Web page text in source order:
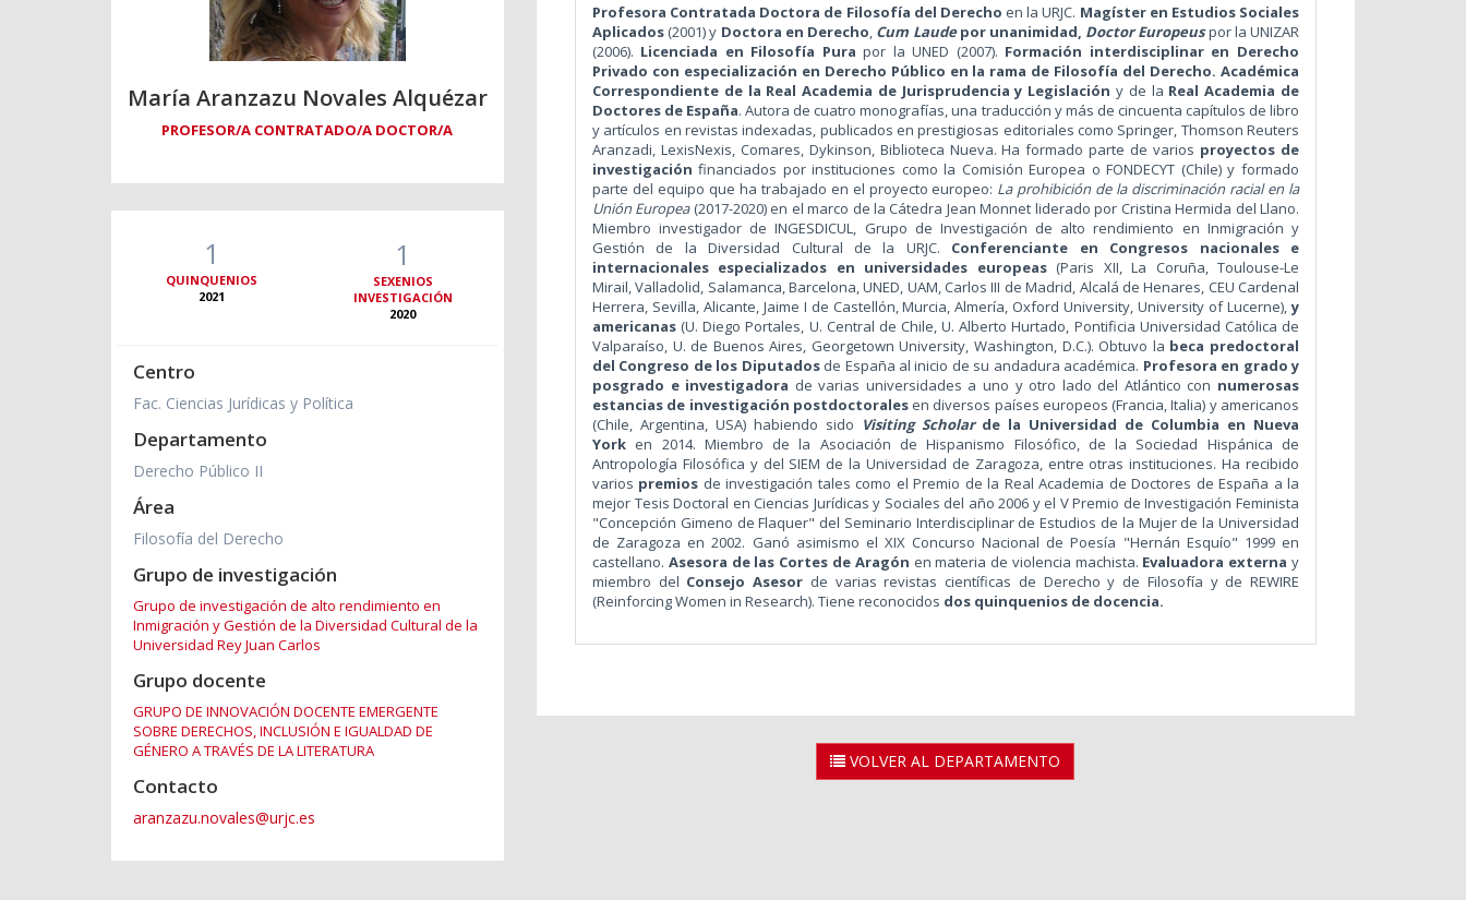
María Aranzazu Novales Alquézar
PROFESOR/A CONTRATADO/A DOCTOR/A
1
QUINQUENIOS
2021
1
SEXENIOS
INVESTIGACIÓN
2020
Centro
Fac. Ciencias Jurídicas y Política
Departamento
Derecho Público II
Área
Filosofía del Derecho
Grupo de investigación
Grupo de investigación de alto rendimiento en
Inmigración y Gestión de la Diversidad Cultural de la
Universidad Rey Juan Carlos
Grupo docente
GRUPO DE INNOVACIÓN DOCENTE EMERGENTE
SOBRE DERECHOS, INCLUSIÓN E IGUALDAD DE
GÉNERO A TRAVÉS DE LA LITERATURA
Contacto
aranzazu.novales@urjc.es
Profesora Contratada Doctora de Filosofía del Derecho en la URJC. Magíster en Estudios Sociales
Aplicados (2001) y Doctora en Derecho Cum Laudepor unanimidad, Doctor Europeus por la UNIZAR
(2006). Licenciada en Filosofía Purapor la UNED (2007). Formación interdisciplinar en Derecho
Privado con especialización en Derecho Público en la rama de Filosofía del Derecho. Académica
Correspondiente de la Real Academia de Jurisprudencia y Legislacióny de la Real Academia de
Doctores de España. Autora de cuatro monografías, una traducción y más de cincuenta capítulos de libro
y artículos en revistas indexadas, publicados en prestigiosas editoriales como Springer, Thomson Reuters
Aranzadi, LexisNexis, Comares, Dykinson, Biblioteca Nueva. Ha formado parte de varios proyectos de
investigaciónfinanciados por instituciones como la Comisión Europea o FONDECYT (Chile) y formado
parte del equipo que ha trabajado en el proyecto europeo: La prohibición de la discriminación racial en la
Unión Europea(2017-2020) en el marco de la Cátedra Jean Monnet liderado por Cristina Hermida del Llano.
Miembro investigador de INGESDICUL, Grupo de Investigación de alto rendimiento en Inmigración y
Gestión de la Diversidad Cultural de la URJC. Conferenciante en Congresos nacionales e
internacionales especializados en universidades europeas(Paris XII, La Coruña, Toulouse-Le
Mirail, Valladolid, Salamanca, Barcelona, UNED, UAM, Carlos III de Madrid, Alcalá de Henares, CEU Cardenal
Herrera, Sevilla, Alicante, Jaime I de Castellón, Murcia, Almería, Oxford University, University of Lucerne),y
americanas(U. Diego Portales, U. Central de Chile, U. Alberto Hurtado, Pontificia Universidad Católica de
Valparaíso, U. de Buenos Aires, Georgetown University, Washington, D.C.). Obtuvo la beca predoctoral
del Congreso de los Diputadosde España al inicio de su andadura académica. Profesora en grado y
posgrado e investigadora de varias universidades a uno y otro lado del Atlántico con numerosas
estancias de investigación postdoctorales en diversos países europeos (Francia, Italia) y americanos
(Chile, Argentina, USA) habiendo sido Visiting Scholar de la Universidad de Columbia en Nueva
Yorken 2014. Miembro de la Asociación de Hispanismo Filosófico, de la Sociedad Hispánica de
Antropología Filosófica y del SIEM de la Universidad de Zaragoza, entre otras instituciones. Ha recibido
varios premios de investigación tales como el Premio de la Real Academia de Doctores de España a la
mejor Tesis Doctoral en Ciencias Jurídicas y Sociales del año 2006 y el V Premio de Investigación Feminista
"Concepción Gimeno de Flaquer" del Seminario Interdisciplinar de Estudios de la Mujer de la Universidad
de Zaragoza en 2002. Ganó asimismo el XIX Concurso Nacional de Poesía "Hernán Esquío" 1999 en
castellano. Asesora de las Cortes de Aragón en materia de violencia machista. Evaluadora externa y
miembro del Consejo Asesor de varias revistas científicas de Derecho y de Filosofía y de REWIRE
(Reinforcing Women in Research). Tiene reconocidos dos quinquenios de docencia.
VOLVER AL DEPARTAMENTO